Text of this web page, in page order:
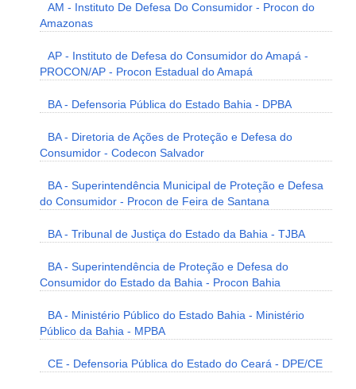
AM - Instituto De Defesa Do Consumidor - Procon do
Amazonas
AP - Instituto de Defesa do Consumidor do Amapá -
PROCON/AP - Procon Estadual do Amapá
BA - Defensoria Pública do Estado Bahia - DPBA
BA - Diretoria de Ações de Proteção e Defesa do
Consumidor - Codecon Salvador
BA - Superintendência Municipal de Proteção e Defesa
do Consumidor - Procon de Feira de Santana
BA - Tribunal de Justiça do Estado da Bahia - TJBA
BA - Superintendência de Proteção e Defesa do
Consumidor do Estado da Bahia - Procon Bahia
BA - Ministério Público do Estado Bahia - Ministério
Público da Bahia - MPBA
CE - Defensoria Pública do Estado do Ceará - DPE/CE